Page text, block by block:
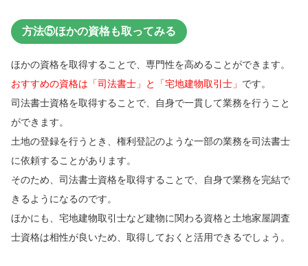
方法⑤ほかの資格も取ってみる
ほかの資格を取得することで、専門性を高めることができます。
おすすめの資格は「司法書士」と「宅地建物取引士」 です。
司法書士資格を取得することで、自身で一貫して業務を行うこと
ができます。
土地の登録を行うとき、権利登記のような一部の業務を司法書士
に依頼することがあります。
そのため、司法書士資格を取得することで、自身で業務を完結で
きるようになるのです。
ほかにも、宅地建物取引士など建物に関わる資格と土地家屋調査
士資格は相性が良いため、取得しておくと活用できるでしょう。